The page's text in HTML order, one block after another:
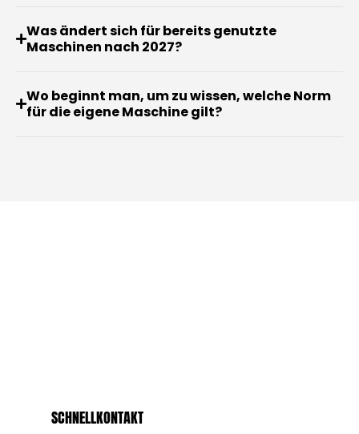
Was ändert sich für bereits genutzte
Maschinen nach 2027?
Wo beginnt man, um zu wissen, welche Norm
für die eigene Maschine gilt?
SCHNELLKONTAKT